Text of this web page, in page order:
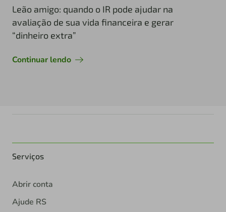
Leão amigo: quando o IR pode ajudar na
avaliação de sua vida financeira e gerar
“dinheiro extra”
Continuar lendo
Serviços
Abrir conta
Ajude RS